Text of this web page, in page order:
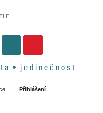
a • j e d i n e č n o s t
Přihlášení